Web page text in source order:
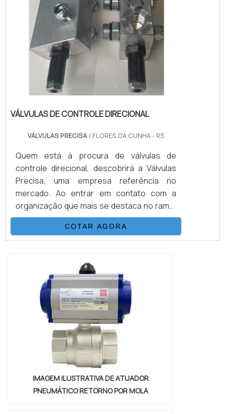
VÁLVULAS DE CONTROLE DIRECIONAL
VÁLVULAS PRECISA/ FLORES DA CUNHA - RS
Quem está à procura de válvulas de
controle direcional, descobrirá a Válvulas
Precisa, uma empresa referência no
mercado. Ao entrar em contato com a
organização que mais se destaca no ramo,
o cliente receberá um suporte completo
para sanar eventuais dúvidas sobre o
produto a ser adquirido.MAIS
CONTROLE DIRECIONALQuem quer
encontrar válvulas de controle direcional
em uma empresa que preza pela
segurança, enc...
COTAR AGORA
IMAGEM ILUSTRATIVA DE ATUADOR
PNEUMÁTICO RETORNO POR MOLA